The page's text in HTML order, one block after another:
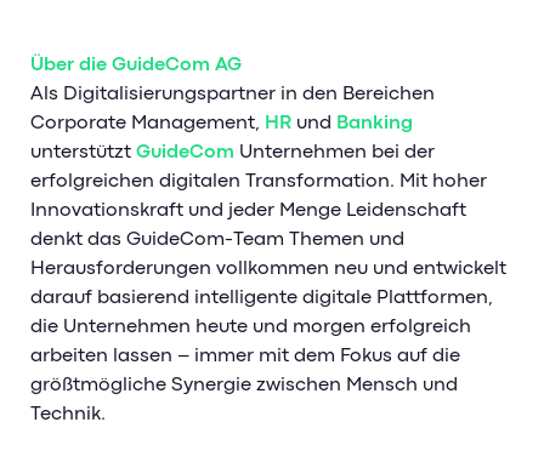
Über die GuideCom AG
Als Digitalisierungspartner in den Bereichen
Corporate Management, HR und Banking
unterstützt GuideCom Unternehmen bei der
erfolgreichen digitalen Transformation. Mit hoher
Innovationskraft und jeder Menge Leidenschaft
denkt das GuideCom-Team Themen und
Herausforderungen vollkommen neu und entwickelt
darauf basierend intelligente digitale Plattformen,
die Unternehmen heute und morgen erfolgreich
arbeiten lassen – immer mit dem Fokus auf die
größtmögliche Synergie zwischen Mensch und
Technik.